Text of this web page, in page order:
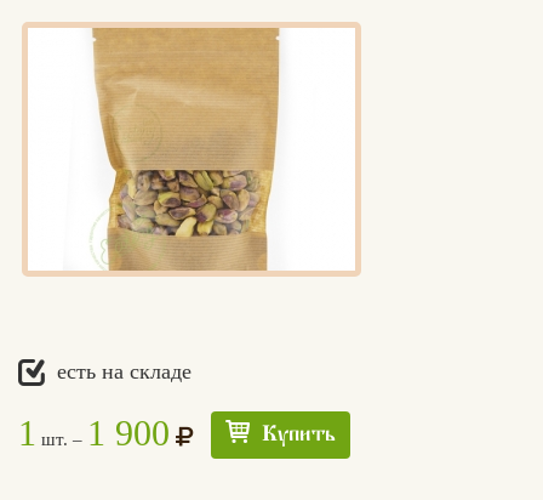
Голосовать
есть на складе
1 шт. – 1 900 Купить